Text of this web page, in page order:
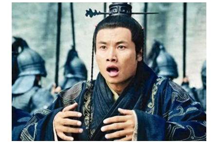
泰国：高度重视中国游客旅游体验
于东来直播和胖东来核心团队开会
上海大部迎大暴雨
《龙餐馆》 冲奖
蒯曼挺进WTT横滨冠军赛女单四强
构建更高水平的全民健身公共服务体系